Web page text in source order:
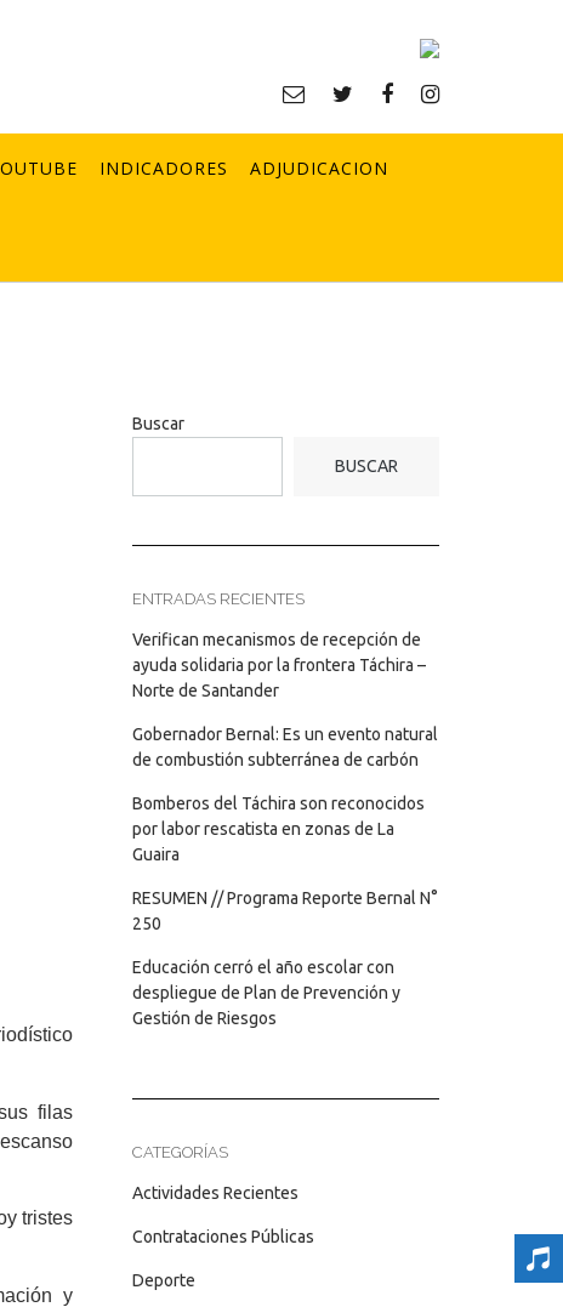
INDICADORES ADJUDICACION
filas
tristes
y
Buscar
BUSCAR
ENTRADAS RECIENTES
Verifican mecanismos de recepción de
ayuda solidaria por la frontera Táchira –
Norte de Santander
Gobernador Bernal: Es un evento natural
de combustión subterránea de carbón
Bomberos del Táchira son reconocidos
por labor rescatista en zonas de La
Guaira
RESUMEN // Programa Reporte Bernal N°
250
Educación cerró el año escolar con
despliegue de Plan de Prevención y
Gestión de Riesgos
CATEGORÍAS
Actividades Recientes
Contrataciones Públicas
Deporte